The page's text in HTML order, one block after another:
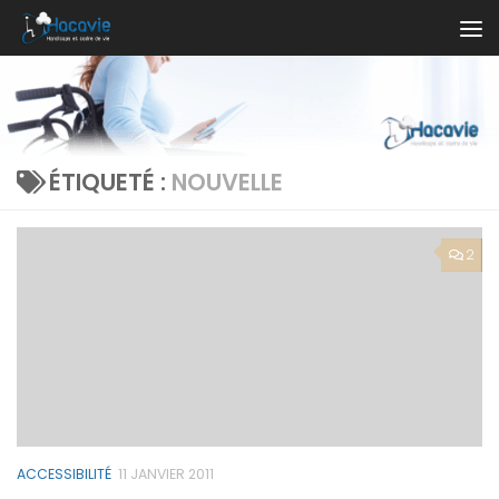
Au dessous du contenu
ÉTIQUETÉ : NOUVELLE
2
ACCESSIBILITÉ 11 JANVIER 2011